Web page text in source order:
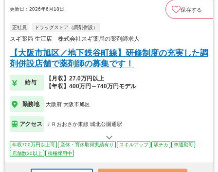
更新日：2026年6月18日 保存する
正社員 ドラッグストア（調剤併設）
スギ薬局 生江店 株式会社スギ薬局の薬剤師求人
【大阪市旭区／地下鉄谷町線】研修制度の充実した調
剤併設店舗で薬剤師の募集です！
給与
【月収】27.0万円以上
【年収】400万円～740万円モデル
勤務地 大阪府 大阪市旭区
アクセス ＪＲおおさか東線 城北公園通駅
年収700万円以上可 産休・育休取得実績有り スキルアップ 駅チカ
車通勤可
店舗数30以上
積極採用中